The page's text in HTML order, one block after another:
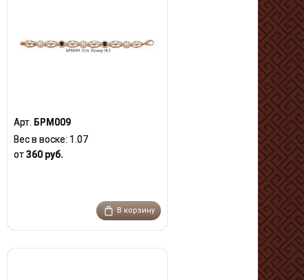
Арт. БРМ009
Вес в воске: 1.07
от360 руб.
В корзину